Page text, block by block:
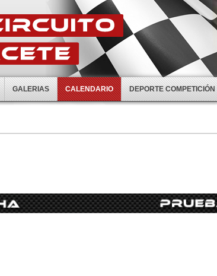
GALERIAS CALENDARIO DEPORTE COMPETICIÓN